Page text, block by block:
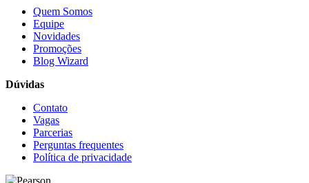
Quem Somos
Equipe
Novidades
Promoções
Blog Wizard
Dúvidas
Contato
Vagas
Parcerias
Perguntas frequentes
Política de privacidade